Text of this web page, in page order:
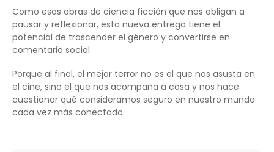
Como esas obras de ciencia ficción que nos obligan a
pausar y reflexionar, esta nueva entrega tiene el
potencial de trascender el género y convertirse en
comentario social.
Porque al final, el mejor terror no es el que nos asusta en
el cine, sino el que nos acompaña a casa y nos hace
cuestionar qué consideramos seguro en nuestro mundo
cada vez más conectado.